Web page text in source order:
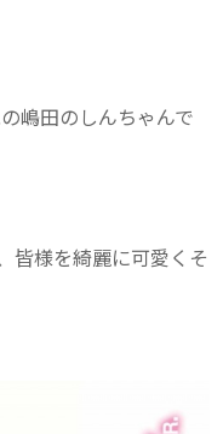
嶋田のしんちゃんで
皆様を綺麗に可愛くそ